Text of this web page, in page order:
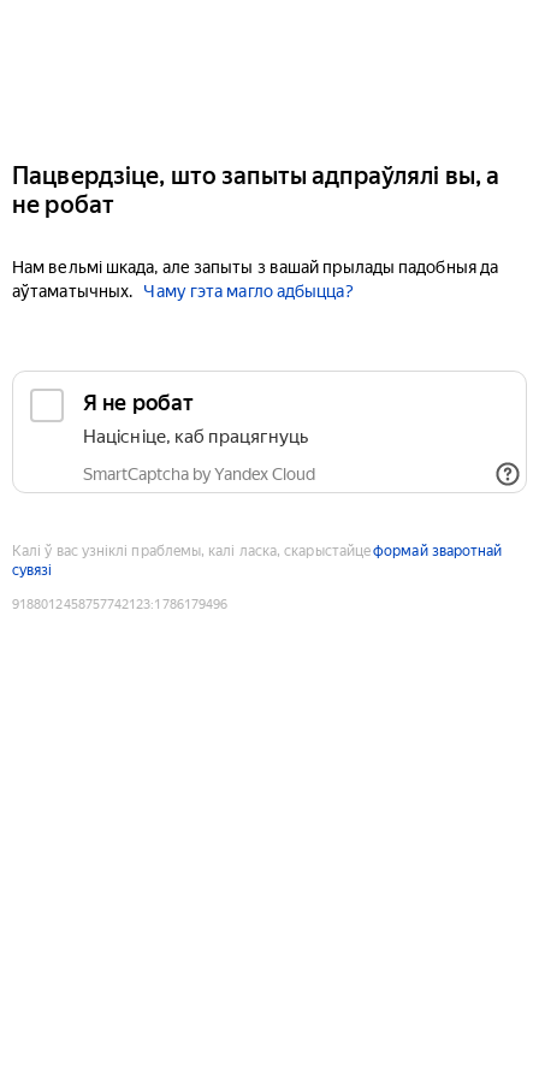
Пацвердзіце, што запыты адпраўлялі вы, а
не робат
Нам вельмі шкада, але запыты з вашай прылады падобныя да
аўтаматычных.
Чаму гэта магло адбыцца?
Я не робат
Націсніце, каб працягнуць
SmartCaptcha by Yandex Cloud
Калі ў вас узніклі праблемы, калі ласка, скарыстайцеформай зваротнай
сувязі
9188012458757742123:1786179496